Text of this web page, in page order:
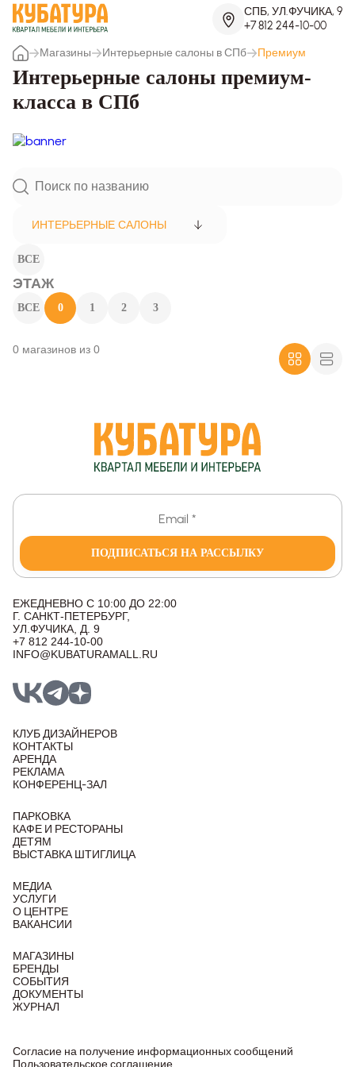
СПБ, УЛ.ФУЧИКА, 9
+7 812 244-10-00
Магазины
Интерьерные салоны в СПб Премиум
Интерьерные салоны премиум-
класса в СПб
ИНТЕРЬЕРНЫЕ САЛОНЫ
ВСЕ
ЭТАЖ
ВСЕ 0 1 2 3
0 магазинов из 0
ПОДПИСАТЬСЯ НА РАССЫЛКУ
ЕЖЕДНЕВНО С 10:00 ДО 22:00
Г. САНКТ-ПЕТЕРБУРГ,
УЛ.ФУЧИКА, Д. 9
+7 812 244-10-00
INFO@KUBATURAMALL.RU
КЛУБ ДИЗАЙНЕРОВ
КОНТАКТЫ
АРЕНДА
РЕКЛАМА
КОНФЕРЕНЦ-ЗАЛ
ПАРКОВКА
КАФЕ И РЕСТОРАНЫ
ДЕТЯМ
ВЫСТАВКА ШТИГЛИЦА
МЕДИА
УСЛУГИ
О ЦЕНТРЕ
ВАКАНСИИ
МАГАЗИНЫ
БРЕНДЫ
СОБЫТИЯ
ДОКУМЕНТЫ
ЖУРНАЛ
Согласие на получение информационных сообщений